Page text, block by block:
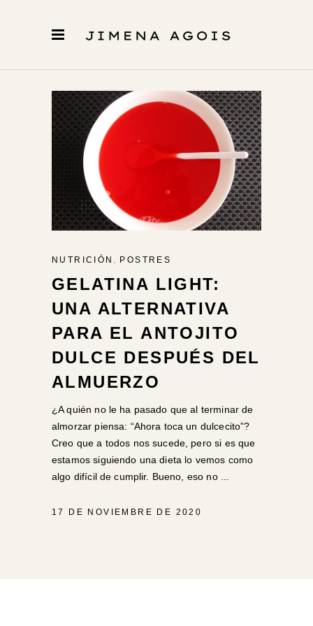
NUTRICIÓN , POSTRES
GELATINA LIGHT:
UNA ALTERNATIVA
PARA EL ANTOJITO
DULCE DESPUÉS DEL
ALMUERZO
¿A quién no le ha pasado que al terminar de
almorzar piensa: “Ahora toca un dulcecito”?
Creo que a todos nos sucede, pero si es que
estamos siguiendo una dieta lo vemos como
algo difícil de cumplir. Bueno, eso no
17 DE NOVIEMBRE DE 2020